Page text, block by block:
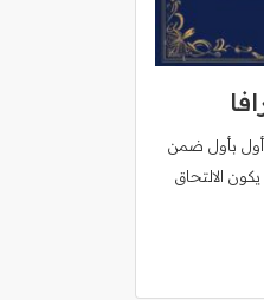
أول بأول ضمن
الالتحاق